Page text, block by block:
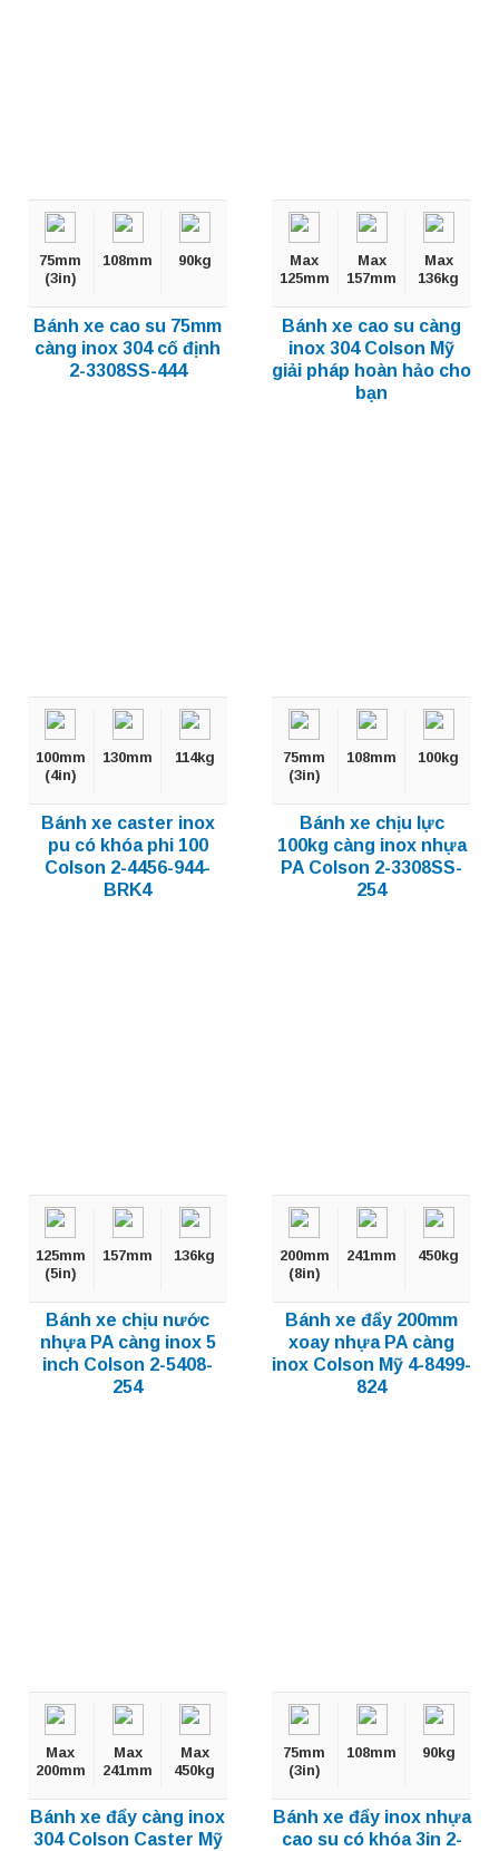
75mm
(3in)
108mm 90kg
Bánh xe cao su 75mm
càng inox 304 cố định
2-3308SS-444
Max
125mm
Max
157mm
Max
136kg
Bánh xe cao su càng
inox 304 Colson Mỹ
giải pháp hoàn hảo cho
bạn
100mm
(4in)
130mm 114kg
Bánh xe caster inox
pu có khóa phi 100
Colson 2-4456-944-
BRK4
75mm
(3in)
108mm 100kg
Bánh xe chịu lực
100kg càng inox nhựa
PA Colson 2-3308SS-
254
125mm
(5in)
157mm 136kg
Bánh xe chịu nước
nhựa PA càng inox 5
inch Colson 2-5408-
254
200mm
(8in)
241mm 450kg
Bánh xe đẩy 200mm
xoay nhựa PA càng
inox Colson Mỹ 4-8499-
824
Max
200mm
Max
241mm
Max
450kg
Bánh xe đẩy càng inox
304 Colson Caster Mỹ
75mm
(3in)
108mm 90kg
Bánh xe đẩy inox nhựa
cao su có khóa 3in 2-